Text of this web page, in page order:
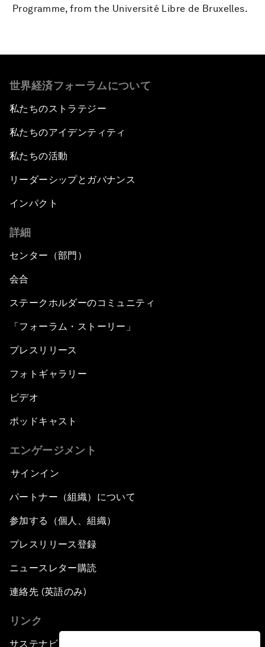
Programme, from the Université Libre de Bruxelles.
世界経済フォーラムについて
私たちのストラテジー
私たちのアイデンティティ
私たちの活動
リーダーシップとガバナンス
インパクト
詳細
センター（部門）
会合
ステークホルダーのコミュニティ
「フォーラム・ストーリー」
プレスリリース
フォトギャラリー
ビデオ
ポッドキャスト
エンゲージメント
サインイン
パートナー（組織）について
参加する（個人、組織）
プレスリリース登録
ニュースレター購読
連絡先 (英語のみ)
リンク
サステナビリティへの取り組み